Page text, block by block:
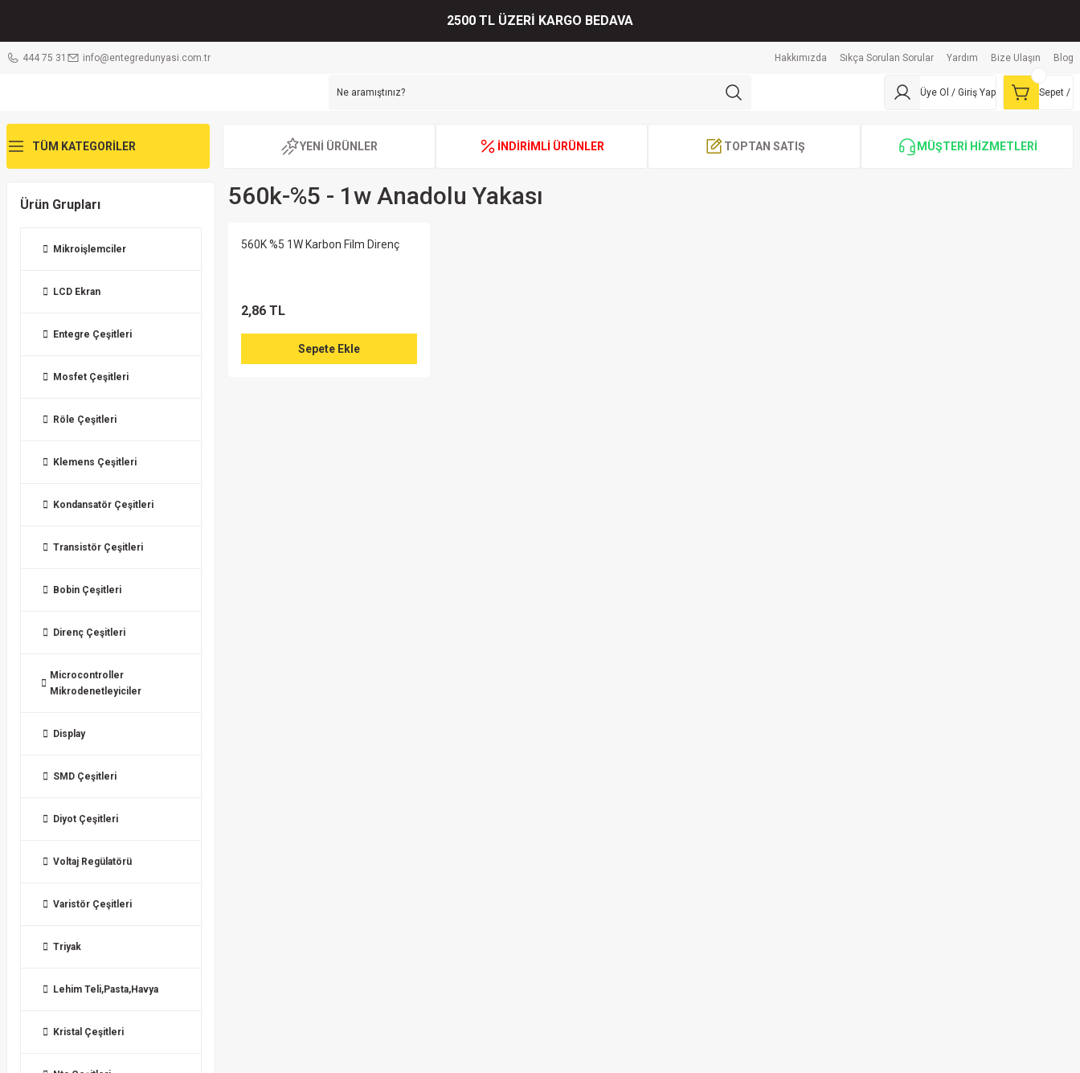
2500 TL ÜZERİ KARGO BEDAVA
444 75 31 info@entegredunyasi.com.tr Hakkımızda Sıkça Sorulan Sorular Yardım Bize Ulaşın Blog
Üye Ol / Giriş Yap Sepet /
TÜM KATEGORİLER YENİ ÜRÜNLER İNDİRİMLİ ÜRÜNLER TOPTAN SATIŞ MÜŞTERİ HİZMETLERİ
Ürün Grupları
Mikroişlemciler
LCD Ekran
Entegre Çeşitleri
Mosfet Çeşitleri
Röle Çeşitleri
Klemens Çeşitleri
Kondansatör Çeşitleri
Transistör Çeşitleri
Bobin Çeşitleri
Direnç Çeşitleri
Microcontroller
Mikrodenetleyiciler
Display
SMD Çeşitleri
Diyot Çeşitleri
Voltaj Regülatörü
Varistör Çeşitleri
Triyak
Lehim Teli,Pasta,Havya
Kristal Çeşitleri
560k-%5 - 1w Anadolu Yakası
560K %5 1W Karbon Film Direnç
2,86 TL
Sepete Ekle